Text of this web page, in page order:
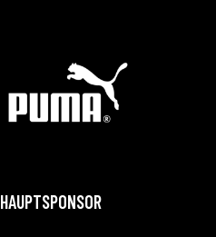
HAUPTSPONSOR